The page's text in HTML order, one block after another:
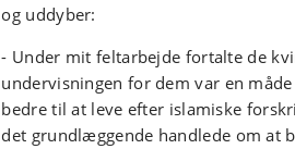
og uddyber:
- Under mit feltarbejde fortalte de
undervisningen for dem var en
bedre til at leve efter islamiske
det grundlæggende handlede om at